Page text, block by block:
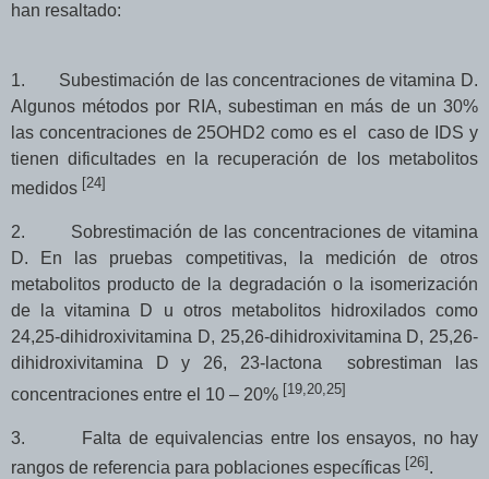
han resaltado:
1.
Subestimación de las concentraciones de vitamina D.
Algunos métodos por RIA, subestiman en más de un 30%
las concentraciones de 25OHD2 como es el
caso de IDS y
tienen dificultades en la recuperación de los metabolitos
medidos [24]
2.
Sobrestimación de las concentraciones de vitamina
D. En las pruebas competitivas, la medición de otros
metabolitos producto de la degradación o la isomerización
de la vitamina D u otros metabolitos hidroxilados como
24,25-dihidroxivitamina D, 25,26-dihidroxivitamina D, 25,26-
dihidroxivitamina D y 26, 23-lactona sobrestiman las
concentraciones entre el 10 – 20% [19,20,25]
3. Falta deequivalencias entre los ensayos, no hay
rangos de referencia para poblaciones específicas [26] .